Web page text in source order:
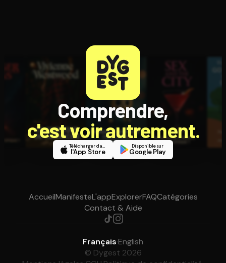
Comprendre,
c'est voir autrement.
Télécharger dans
l'App Store
Disponible sur
Google Play
AccueilManifesteL'appExplorerFAQCatégories
Contact & Aide
Français·English
© Dygest 2026